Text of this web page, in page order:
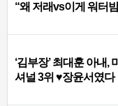
“왜 저래vs이게 워터
‘김부장’ 최대훈 아내,
셔널 3위 ♥장윤서였다